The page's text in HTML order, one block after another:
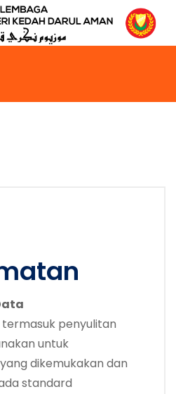
penyulitan
untuk
dikemukakan dan
standard